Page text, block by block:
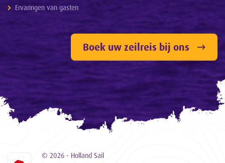
Ervaringen van gasten
Boek uw zeilreis bij ons
© 2026 - Holland Sail